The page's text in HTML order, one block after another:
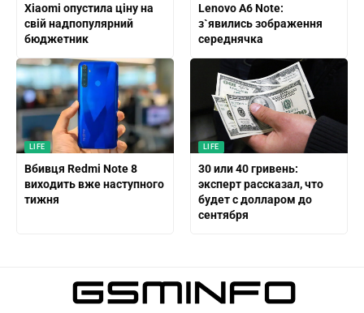
Xiaomi опустила ціну на
свій надпопулярний
бюджетник
Lenovo A6 Note:
з`явились зображення
середнячка
LIFE
Вбивця Redmi Note 8
виходить вже наступного
тижня
LIFE
30 или 40 гривень:
эксперт рассказал, что
будет с долларом до
сентября